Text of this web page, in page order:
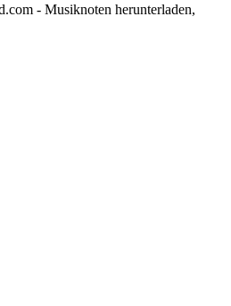
- Musiknoten herunterladen,